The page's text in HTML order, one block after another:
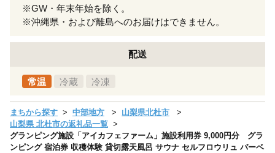
※GW・年末年始を除く。
※沖縄県・および離島へのお届けはできません。
配送
常温 冷蔵 冷凍
まちから探す 中部地方
山梨県北杜市
山梨県 北杜市の返礼品一覧
グランピング施設「アイカフェファーム」施設利用券 9,000円分 グラ
ンピング 宿泊券 収穫体験 貸切露天風呂 サウナ セルフロウリュ バーベ